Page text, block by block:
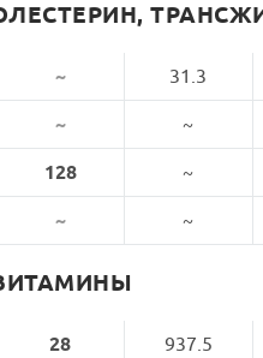
~ 31.3
~ ~
128 ~
~ ~
28 937.5